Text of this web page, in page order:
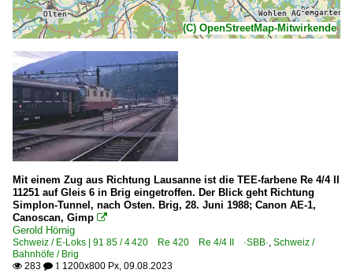
(C) OpenStreetMap-Mitwirkende
Mit einem Zug aus Richtung Lausanne ist die TEE-farbene Re 4/4 II
11251 auf Gleis 6 in Brig eingetroffen. Der Blick geht Richtung
Simplon-Tunnel, nach Osten. Brig, 28. Juni 1988; Canon AE-1,
Canoscan, Gimp 
Gerold Hörnig
Schweiz / E-Loks | 91 85 / 4 420 Re 420 Re 4/4 II ·SBB·, Schweiz /
Bahnhöfe / Brig
 283  1 1200x800 Px, 09.08.2023